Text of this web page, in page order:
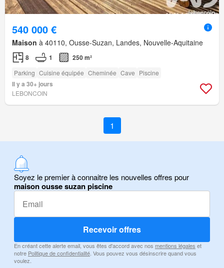
540 000 €
Maison à 40110, Ousse-Suzan, Landes, Nouvelle-Aquitaine
8 1 250 m²
Parking Cuisine équipée Cheminée Cave Piscine
Il y a 30+ jours
LEBONCOIN
1
Soyez le premier à connaitre les nouvelles offres pour
maison ousse suzan piscine
Recevoir offres
En créant cette alerte email, vous êtes d'accord avec nos mentions légales et
notre Politique de confidentialité . Vous pouvez vous désinscrire quand vous
voulez.